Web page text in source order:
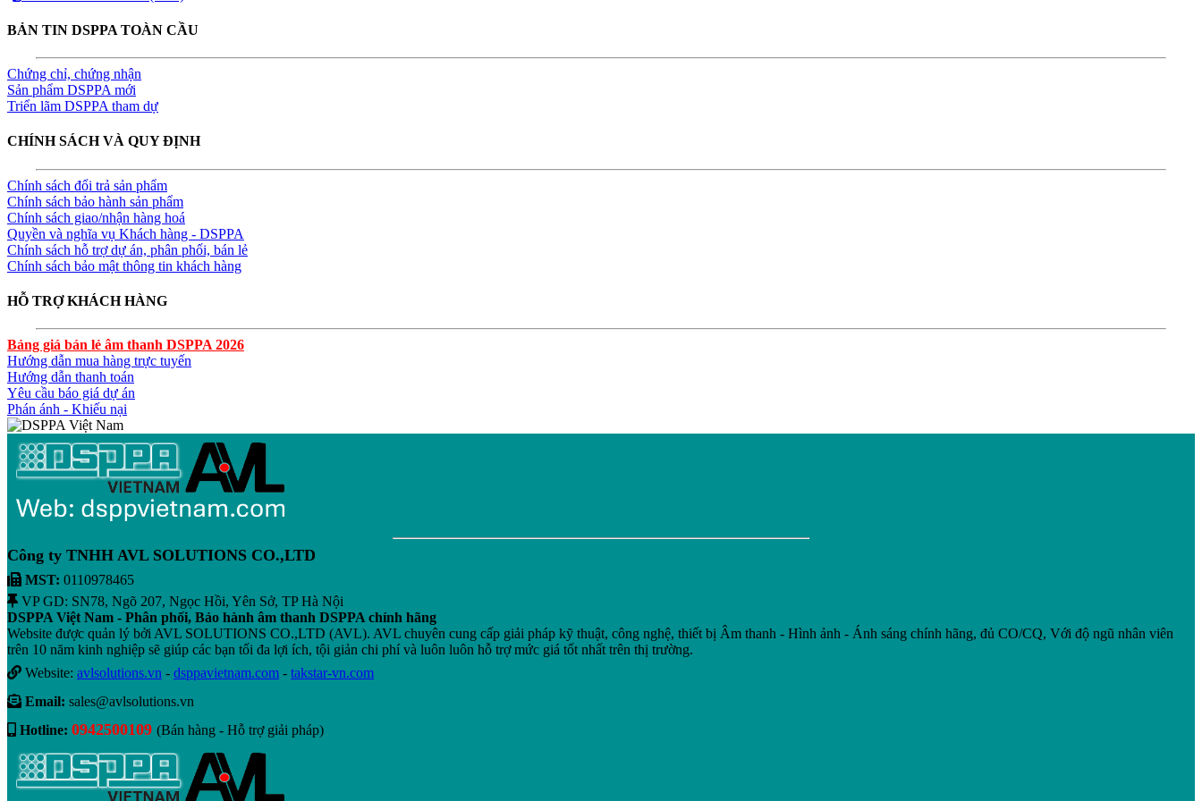
BẢN TIN DSPPA TOÀN CẦU
Chứng chỉ, chứng nhận
Sản phẩm DSPPA mới
Triển lãm DSPPA tham dự
CHÍNH SÁCH VÀ QUY ĐỊNH
Chính sách đổi trả sản phẩm
Chính sách bảo hành sản phẩm
Chính sách giao/nhận hàng hoá
Quyền và nghĩa vụ Khách hàng - DSPPA
Chính sách hỗ trợ dự án, phân phối, bán lẻ
Chính sách bảo mật thông tin khách hàng
HỖ TRỢ KHÁCH HÀNG
Bảng giá bán lẻ âm thanh DSPPA 2026
Hướng dẫn mua hàng trực tuyến
Hướng dẫn thanh toán
Yêu cầu báo giá dự án
Phán ánh - Khiếu nại
Công ty TNHH AVL SOLUTIONS CO.,LTD
MST: 0110978465
VP GD: SN78, Ngõ 207, Ngọc Hồi, Yên Sở, TP Hà Nội
DSPPA Việt Nam - Phân phối, Bảo hành âm thanh DSPPA chính hãng
Website được quản lý bởi AVL SOLUTIONS CO.,LTD (AVL). AVL chuyên cung cấp giải pháp kỹ thuật, công nghệ, thiết bị Âm thanh - Hình ảnh - Ánh sáng chính hãng, đủ CO/CQ, Với độ ngũ nhân viên
trên 10 năm kinh nghiệp sẽ giúp các bạn tối đa lợi ích, tội giản chi phí và luôn luôn hỗ trợ mức giá tốt nhất trên thị trường.
Website: avlsolutions.vn - dsppavietnam.com - takstar-vn.com
Email: sales@avlsolutions.vn
Hotline: 0942500109 (Bán hàng - Hỗ trợ giải pháp)